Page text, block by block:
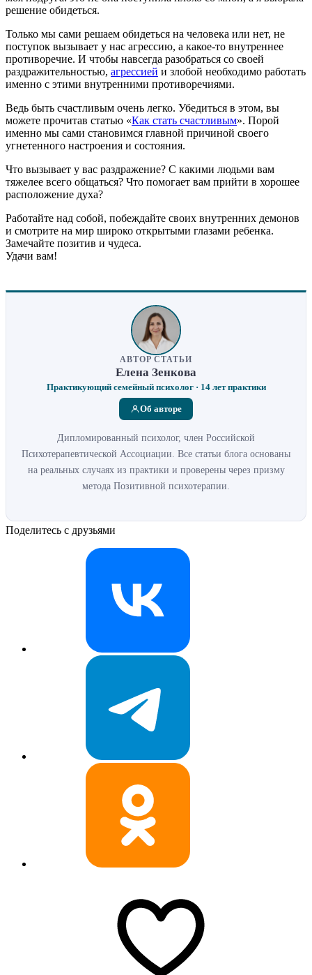
решение обидеться.
Только мы сами решаем обидеться на человека или нет, не
поступок вызывает у нас агрессию, а какое-то внутреннее
противоречие. И чтобы навсегда разобраться со своей
раздражительностью, агрессией и злобой необходимо работать
именно с этими внутренними противоречиями.
Ведь быть счастливым очень легко. Убедиться в этом, вы
можете прочитав статью «Как стать счастливым». Порой
именно мы сами становимся главной причиной своего
угнетенного настроения и состояния.
Что вызывает у вас раздражение? С какими людьми вам
тяжелее всего общаться? Что помогает вам прийти в хорошее
расположение духа?
Работайте над собой, побеждайте своих внутренних демонов
и смотрите на мир широко открытыми глазами ребенка.
Замечайте позитив и чудеса.
Удачи вам!
АВТОР СТАТЬИ
Елена Зенкова
Практикующий семейный психолог · 14 лет практики
Об авторе
Дипломированный психолог, член Российской
Психотерапевтической Ассоциации. Все статьи блога основаны
на реальных случаях из практики и проверены через призму
метода Позитивной психотерапии.
Поделитесь с друзьями